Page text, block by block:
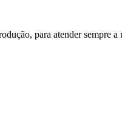
para atender sempre a